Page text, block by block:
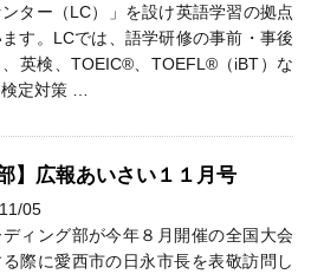
ター（LC）」を設け英語学習の拠点
す。LCでは、語学研修の事前・事後
英検、TOEIC®、TOEFL®（iBT）な
定対策 …
】広報あいさい１１月号
05
ィング部が今年８月開催の全国大会
際に愛西市の日永市長を表敬訪問し